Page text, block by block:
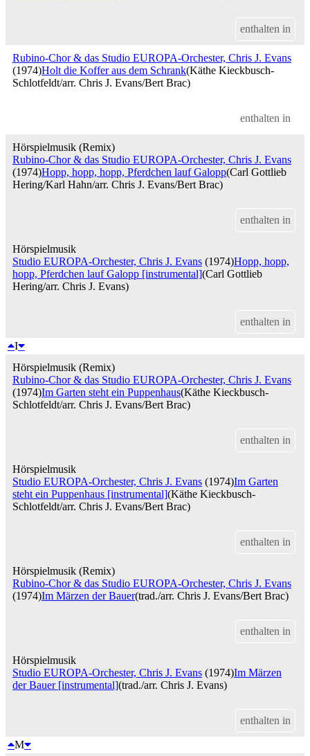
enthalten in
Rubino-Chor & das Studio EUROPA-Orchester, Chris J. Evans
(1974)Holt die Koffer aus dem Schrank(Käthe Kieckbusch-
Schlotfeldt/arr. Chris J. Evans/Bert Brac)
enthalten in
Hörspielmusik (Remix)
Rubino-Chor & das Studio EUROPA-Orchester, Chris J. Evans
(1974)Hopp, hopp, hopp, Pferdchen lauf Galopp(Carl Gottlieb
Hering/Karl Hahn/arr. Chris J. Evans/Bert Brac)
enthalten in
Hörspielmusik
Studio EUROPA-Orchester, Chris J. Evans (1974)Hopp, hopp,
hopp, Pferdchen lauf Galopp [instrumental](Carl Gottlieb
Hering/arr. Chris J. Evans)
enthalten in
I
Hörspielmusik (Remix)
Rubino-Chor & das Studio EUROPA-Orchester, Chris J. Evans
(1974)Im Garten steht ein Puppenhaus(Käthe Kieckbusch-
Schlotfeldt/arr. Chris J. Evans/Bert Brac)
enthalten in
Hörspielmusik
Studio EUROPA-Orchester, Chris J. Evans (1974)Im Garten
steht ein Puppenhaus [instrumental](Käthe Kieckbusch-
Schlotfeldt/arr. Chris J. Evans/Bert Brac)
enthalten in
Hörspielmusik (Remix)
Rubino-Chor & das Studio EUROPA-Orchester, Chris J. Evans
(1974)Im Märzen der Bauer(trad./arr. Chris J. Evans/Bert Brac)
enthalten in
Hörspielmusik
Studio EUROPA-Orchester, Chris J. Evans (1974)Im Märzen
der Bauer [instrumental](trad./arr. Chris J. Evans)
enthalten in
M